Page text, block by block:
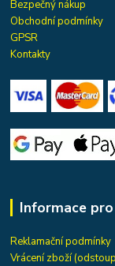
Bezpečný nákup
Obchodní podmínky
GPSR
Kontakty
Informace
Reklamační podmínky
Vrácení zboží